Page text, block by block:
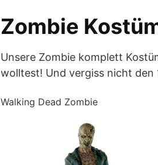
Zombie
Unsere Zombie komplett
wolltest! Und vergiss nicht den
Walking Dead Zombie